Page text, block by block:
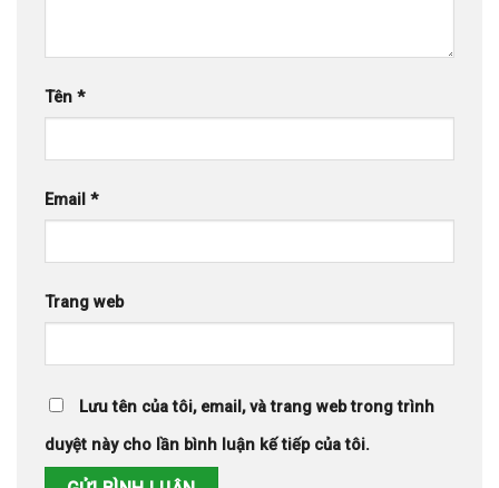
Tên *
Email *
Trang web
Lưu tên của tôi, email, và trang web trong trình
duyệt này cho lần bình luận kế tiếp của tôi.